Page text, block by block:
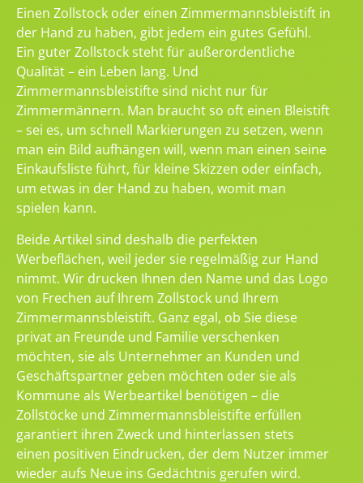
Einen Zollstock oder einen Zimmermannsbleistift in
der Hand zu haben, gibt jedem ein gutes Gefühl.
Ein guter Zollstock steht für außerordentliche
Qualität – ein Leben lang. Und
Zimmermannsbleistifte sind nicht nur für
Zimmermännern. Man braucht so oft einen Bleistift
– sei es, um schnell Markierungen zu setzen, wenn
man ein Bild aufhängen will, wenn man einen seine
Einkaufsliste führt, für kleine Skizzen oder einfach,
um etwas in der Hand zu haben, womit man
spielen kann.
Beide Artikel sind deshalb die perfekten
Werbeflächen, weil jeder sie regelmäßig zur Hand
nimmt. Wir drucken Ihnen den Name und das Logo
von Frechen auf Ihrem Zollstock und Ihrem
Zimmermannsbleistift. Ganz egal, ob Sie diese
privat an Freunde und Familie verschenken
möchten, sie als Unternehmer an Kunden und
Geschäftspartner geben möchten oder sie als
Kommune als Werbeartikel benötigen – die
Zollstöcke und Zimmermannsbleistifte erfüllen
garantiert ihren Zweck und hinterlassen stets
einen positiven Eindrucken, der dem Nutzer immer
wieder aufs Neue ins Gedächtnis gerufen wird.